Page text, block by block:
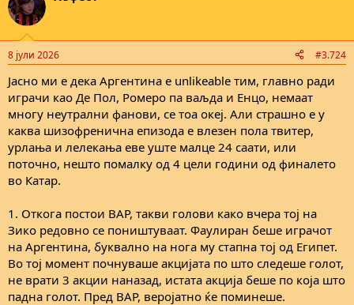
8 јули 2026 #3.724
Јасно ми е дека Аргентина е unlikeable тим, главно ради
играчи као Де Пол, Ромеро па ваљда и Енцо, немаат
многу неутрални фанови, се тоа океј. Али страшно е у
каква шизофренична епизода е влезен пола твитер,
урлања и лелекања еве уште малце 24 саати, или
поточно, нешто помалку од 4 цели години од финалето
во Катар.
1. Откога постои ВАР, такви голови како вчера тој на
Зико редовно се поништуваат. Фаулиран беше играчот
на Аргентина, буквално на нога му стапна тој од Египет.
Во тој момент почнуваше акцијата по што следеше голот,
не врати 3 акции наназад, истата акција беше по која што
падна голот. Пред ВАР, веројатно ќе поминеше.